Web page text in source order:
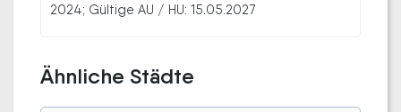
2024; Gültige AU / HU: 15.05.2027
Ähnliche Städte